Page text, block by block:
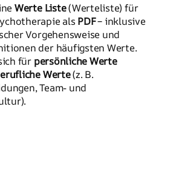
Werte Liste(Werteliste) für
als PDF– inklusive
Vorgehensweise und
der häufigsten Werte.
für persönliche Werte
Werte(z. B.
Team- und